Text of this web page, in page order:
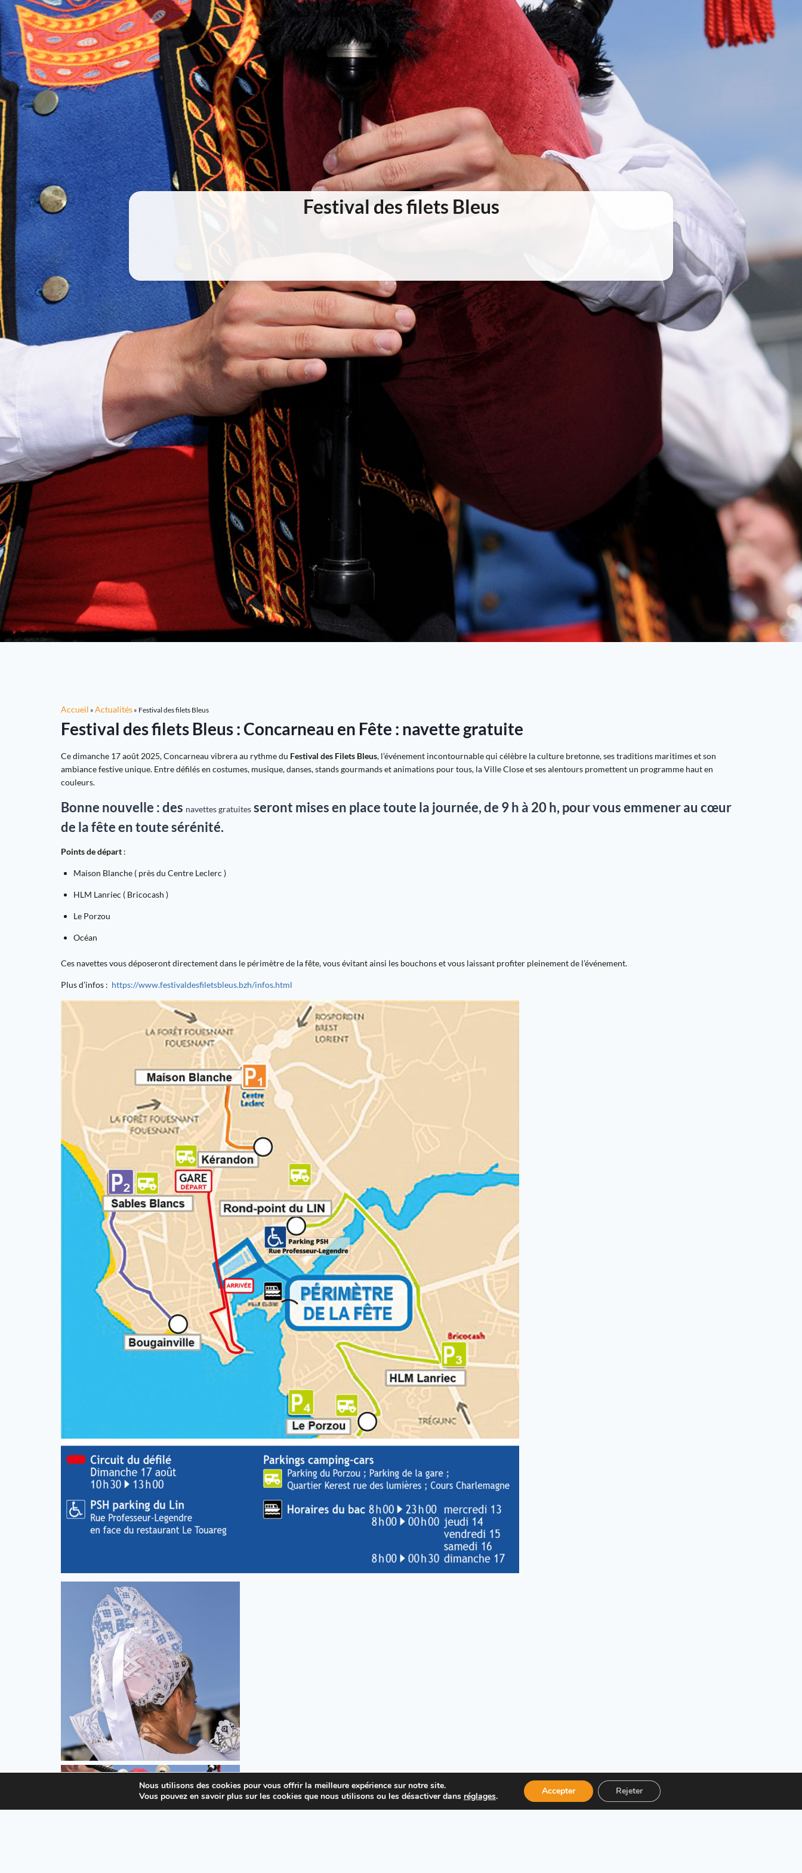
Festival des filets Bleus
Accueil » Actualités » Festival des filets Bleus
Festival des filets Bleus : Concarneau en Fête : navette gratuite
Ce dimanche 17 août 2025, Concarneau vibrera au rythme du Festival des Filets Bleus, l’événement incontournable qui célèbre la culture bretonne, ses traditions maritimes et son
ambiance festive unique. Entre défilés en costumes, musique, danses, stands gourmands et animations pour tous, la Ville Close et ses alentours promettent un programme haut en
couleurs.
Bonne nouvelle :des navettes gratuites seront mises en place toute la journée, de 9 h à 20 h, pour vous emmener au cœur
de la fête en toute sérénité.
Points de départ :
Maison Blanche ( près du Centre Leclerc )
HLM Lanriec ( Bricocash )
Le Porzou
Océan
Ces navettes vous déposeront directement dans le périmètre de la fête, vous évitant ainsi les bouchons et vous laissant profiter pleinement de l’événement.
Plus d’infos : https://www.festivaldesfiletsbleus.bzh/infos.html
Nous utilisons des cookies pour vous offrir la meilleure expérience sur notre site.
Vous pouvez en savoir plus sur les cookies que nous utilisons ou les désactiver dans réglages. Accepter Rejeter